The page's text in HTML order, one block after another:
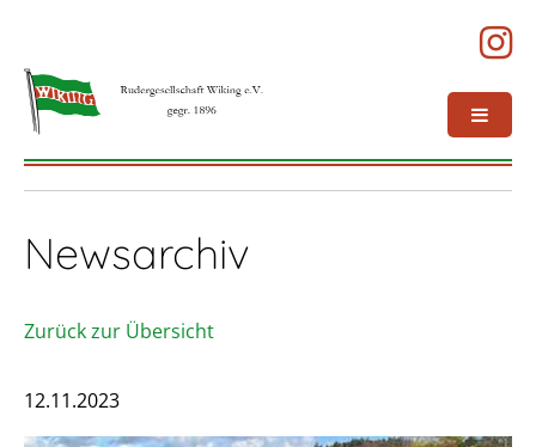
Newsarchiv
Zurück zur Übersicht
12.11.2023